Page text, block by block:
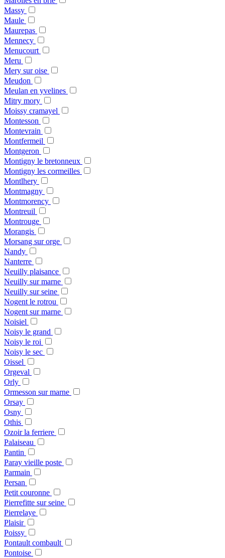
Massy
Maule
Maurepas
Mennecy
Menucourt
Meru
Mery sur oise
Meudon
Meulan en yvelines
Mitry mory
Moissy cramayel
Montesson
Montevrain
Montfermeil
Montgeron
Montigny le bretonneux
Montigny les cormeilles
Montlhery
Montmagny
Montmorency
Montreuil
Montrouge
Morangis
Morsang sur orge
Nandy
Nanterre
Neuilly plaisance
Neuilly sur marne
Neuilly sur seine
Nogent le rotrou
Nogent sur marne
Noisiel
Noisy le grand
Noisy le roi
Noisy le sec
Oissel
Orgeval
Orly
Ormesson sur marne
Orsay
Osny
Othis
Ozoir la ferriere
Palaiseau
Pantin
Paray vieille poste
Parmain
Persan
Petit couronne
Pierrefitte sur seine
Pierrelaye
Plaisir
Poissy
Pontault combault
Pontoise